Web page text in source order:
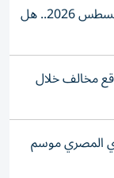
سعر الذهب في مصر اليوم الخميس 6 أغسطس 2026.. هل
تحجب 14 ألف موقع مخالف خلال
المصري موسم